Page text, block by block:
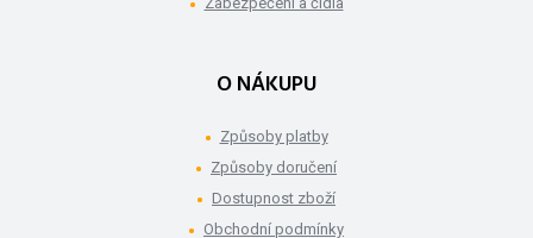
O NÁKUPU
Způsoby platby
Způsoby doručení
Dostupnost zboží
Obchodní podmínky